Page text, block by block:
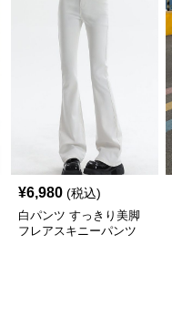
¥6,980 (税込)
白パンツ すっきり美脚
フレアスキニーパンツ